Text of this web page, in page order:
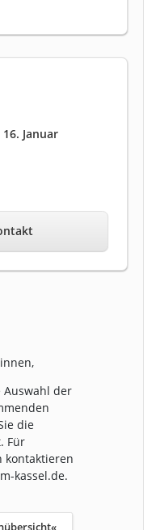
Januar
Auswahl der
die
Für
kontaktieren
kassel.de.